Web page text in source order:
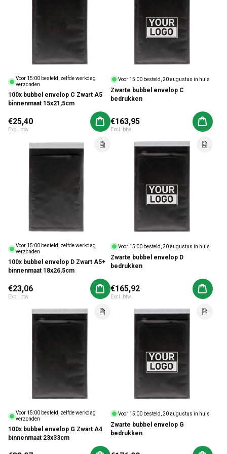
Voor 15:00 besteld, zelfde werkdag
verzonden
100x bubbel envelop C Zwart A5
binnenmaat 15x21,5cm
Normale prijs
€25,40
Excl. btw
Aan winkelwagen toevoegen
Voor 15:00 besteld, 20 augustus in huis
Zwarte bubbel envelop C
bedrukken
Normale prijs
€163,95
Excl. btw
Aan
Voor 15:00 besteld, zelfde werkdag
verzonden
100x bubbel envelop D Zwart A5+
binnenmaat 18x26,5cm
Normale prijs
€23,06
Excl. btw
Aan winkelwagen toevoegen
Voor 15:00 besteld, 20 augustus in huis
Zwarte bubbel envelop D
bedrukken
Normale prijs
€165,92
Excl. btw
Aan
Voor 15:00 besteld, zelfde werkdag
verzonden
100x bubbel envelop G Zwart A4
binnenmaat 23x33cm
Voor 15:00 besteld, 20 augustus in huis
Zwarte bubbel envelop G
bedrukken